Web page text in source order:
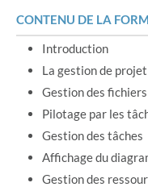
CONTENU DE LA
Introduction
La gestion de projet
Gestion des
Pilotage par les
Gestion des tâches
Affichage du
Gestion des